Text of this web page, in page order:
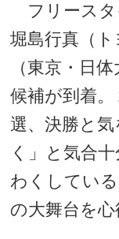
フリースタ
堀島行真（
（東京・日
候補が到着
選、決勝と
く」と気合
わくしてい
の大舞台を心